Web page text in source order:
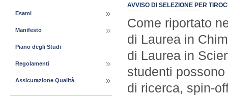
AVVISO DI SELEZIONE PER
Come riportato
di Laurea in
di Laurea in
studenti
di ricerca, spin-
Esami
Manifesto
Piano degli Studi
Regolamenti
Assicurazione Qualità